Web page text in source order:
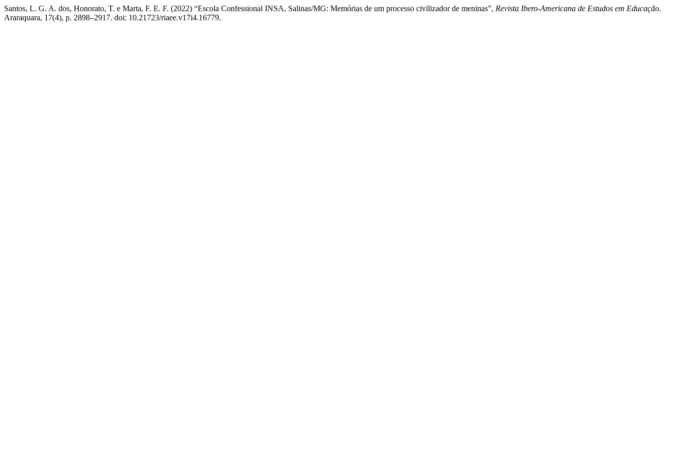
Santos, L. G. A. dos, Honorato, T. e Marta, F. E. F. (2022) “Escola Confessional INSA, Salinas/MG: Memórias de um processo civilizador de meninas”, Revista Ibero-Americana de Estudos em Educação.
Araraquara, 17(4), p. 2898–2917. doi: 10.21723/riaee.v17i4.16779.